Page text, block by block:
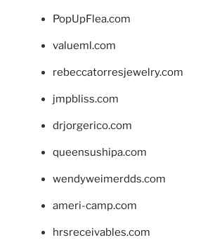
PopUpFlea.com
valueml.com
rebeccatorresjewelry.com
jmpbliss.com
drjorgerico.com
queensushipa.com
wendyweimerdds.com
ameri-camp.com
hrsreceivables.com